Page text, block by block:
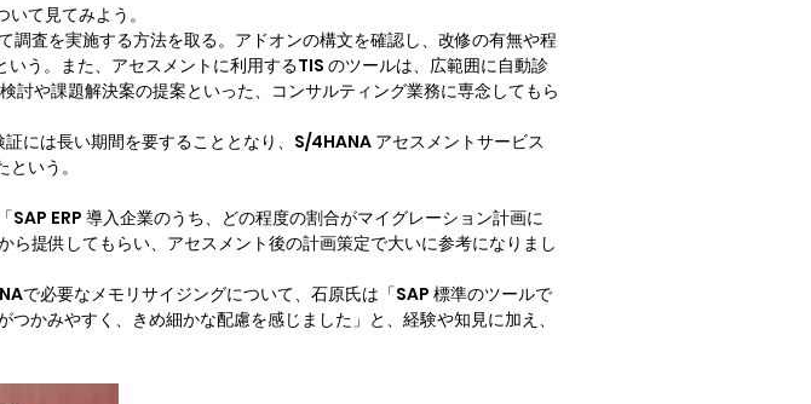
て見てみよう。
査を実施する方法を取る。アドオンの構文を確認し、改修の有無や程
う。また、アセスメントに利用するTIS のツールは、広範囲に自動診
や課題解決案の提案といった、コンサルティング業務に専念してもら
には長い期間を要することとなり、S/4HANA アセスメントサービス
いう。
ERP 導入企業のうち、どの程度の割合がマイグレーション計画に
提供してもらい、アセスメント後の計画策定で大いに参考になりまし
で必要なメモリサイジングについて、石原氏は「SAP 標準のツールで
かみやすく、きめ細かな配慮を感じました」と、経験や知見に加え、